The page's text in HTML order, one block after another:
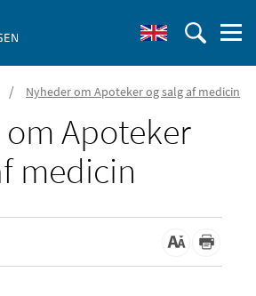
/ Nyheder om Apoteker og salg af medicin
Apoteker
medicin